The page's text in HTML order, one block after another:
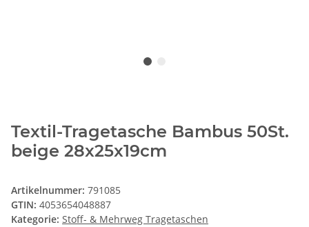
Textil-Tragetasche Bambus 50St.
beige 28x25x19cm
Artikelnummer: 791085
GTIN: 4053654048887
Kategorie: Stoff- & Mehrweg Tragetaschen